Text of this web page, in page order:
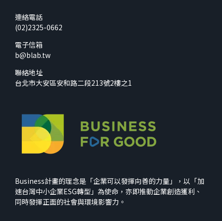
連絡電話
(02)2325-0662
電子信箱
b@blab.tw
聯絡地址
台北市大安區安和路二段213號2樓之1
Business計畫的理念是「企業可以發揮向善的力量」，以「加
速台灣中小企業ESG轉型」為使命，亦即推動企業創造獲利、
同時發揮正面的社會與環境影響力。